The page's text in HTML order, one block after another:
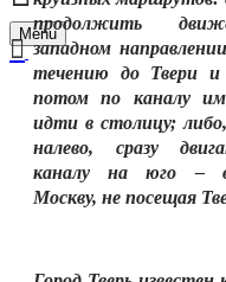
Menu
продолжить
западном
течению до Твери и
потом по каналу
идти в столицу;
налево, сразу
каналу на юго –
Москву, не посещая